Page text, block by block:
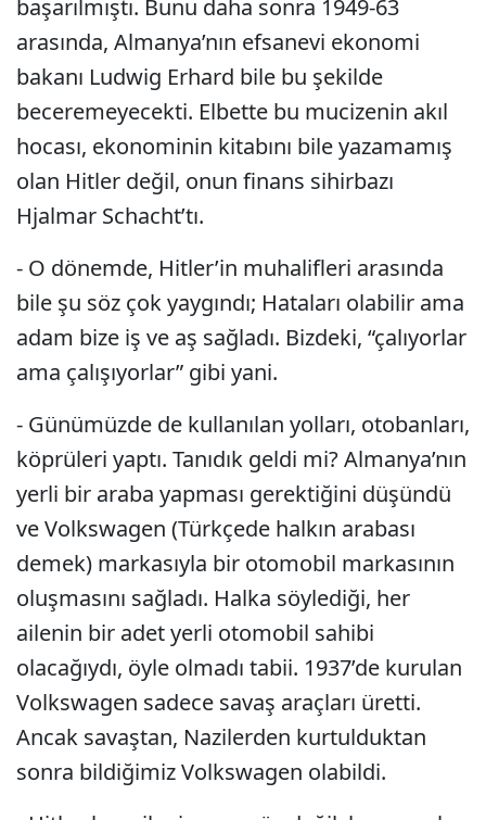
başarılmıştı. Bunu daha sonra 1949-63
arasında, Almanya’nın efsanevi ekonomi
bakanı Ludwig Erhard bile bu şekilde
beceremeyecekti. Elbette bu mucizenin akıl
hocası, ekonominin kitabını bile yazamamış
olan Hitler değil, onun finans sihirbazı
Hjalmar Schacht’tı.
- O dönemde, Hitler’in muhalifleri arasında
bile şu söz çok yaygındı; Hataları olabilir ama
adam bize iş ve aş sağladı. Bizdeki, “çalıyorlar
ama çalışıyorlar” gibi yani.
- Günümüzde de kullanılan yolları, otobanları,
köprüleri yaptı. Tanıdık geldi mi? Almanya’nın
yerli bir araba yapması gerektiğini düşündü
ve Volkswagen (Türkçede halkın arabası
demek) markasıyla bir otomobil markasının
oluşmasını sağladı. Halka söylediği, her
ailenin bir adet yerli otomobil sahibi
olacağıydı, öyle olmadı tabii. 1937’de kurulan
Volkswagen sadece savaş araçları üretti.
Ancak savaştan, Nazilerden kurtulduktan
sonra bildiğimiz Volkswagen olabildi.